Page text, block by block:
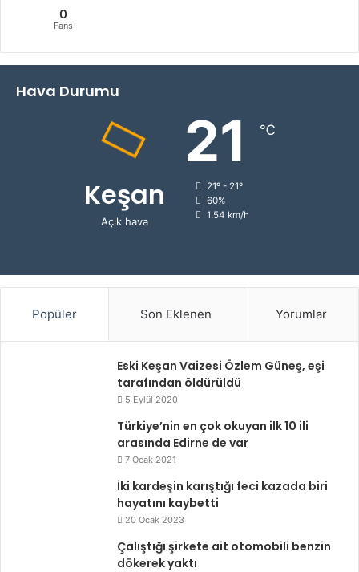
0
Fans
Hava Durumu
Keşan
Açık hava
21 ℃
21º - 21º
60%
1.54 km/h
Popüler Son Eklenen Yorumlar
Eski Keşan Vaizesi Özlem Güneş, eşi
tarafından öldürüldü
5 Eylül 2020
Türkiye’nin en çok okuyan ilk 10 ili
arasında Edirne de var
7 Ocak 2021
İki kardeşin karıştığı feci kazada biri
hayatını kaybetti
20 Ocak 2023
Çalıştığı şirkete ait otomobili benzin
dökerek yaktı